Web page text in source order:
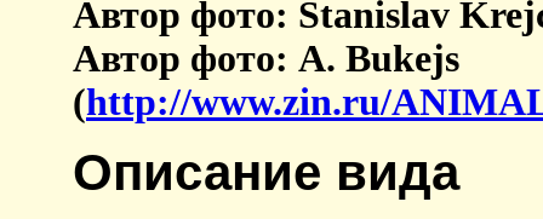
Автор фото: Stanislav
Автор фото: A. Bukejs
(http://www.zin.ru/
Описание вида